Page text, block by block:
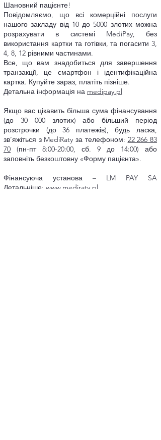
Шановний пацієнте!
Повідомляємо, що всі комерційні послуги
нашого закладу від 10 до 5000 злотих можна
розрахувати в системі MediPay, без
використання картки та готівки, та погасити 3,
4, 8, 12 рівними частинами.
Все, що вам знадобиться для завершення
транзакції, це смартфон і ідентифікаційна
картка. Купуйте зараз, платіть пізніше.
Детальна інформація на medipay.pl
Якщо вас цікавить більша сума фінансування
(до 30 000 злотих) або більший період
розстрочки (до 36 платежів), будь ласка,
зв’яжіться з MediRaty за телефоном: 22 266 83
70 (пн-пт 8:00-20:00, сб. 9 до 14:00) або
заповніть безкоштовну «Форму пацієнта».
Фінансуюча установа – LM PAY SA
Детальніше: www.mediraty.pl